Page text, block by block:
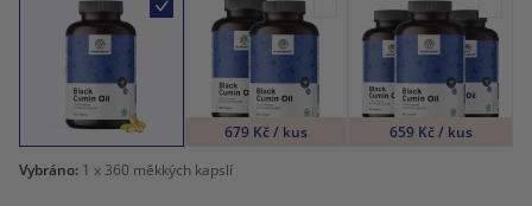
679 Kč / kus
659 Kč / kus
Vybráno: 1 x 360 měkkých kapslí